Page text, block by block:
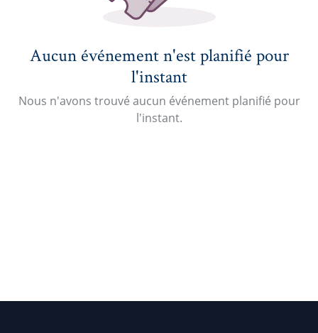
Aucun événement n'est planifié pour
l'instant
Nous n'avons trouvé aucun événement planifié pour
l'instant.